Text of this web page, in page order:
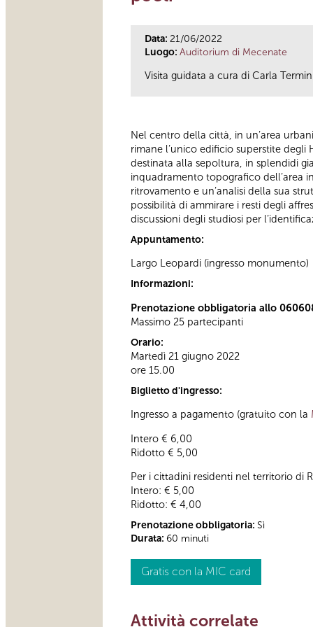
Data: 21/06/2022
Luogo: Auditorium di Mecenate
Visita guidata a cura di Carla
Nel centro della città, in un’area
rimane l’unico edificio superstite
destinata alla sepoltura, in splendidi
inquadramento topografico dell’area
ritrovamento e un’analisi della sua
possibilità di ammirare i resti degli
discussioni degli studiosi per
Appuntamento:
Largo Leopardi (ingresso monumento)
Informazioni:
Prenotazione obbligatoria allo
Massimo 25 partecipanti
Orario:
Martedì 21 giugno 2022
ore 15.00
Biglietto d'ingresso:
Ingresso a pagamento (gratuito con la
Intero € 6,00
Ridotto € 5,00
Per i cittadini residenti nel territorio di
Intero: € 5,00
Ridotto: € 4,00
Prenotazione obbligatoria: Sì
Durata: 60 minuti
Gratis con la MIC card
Attività correlate